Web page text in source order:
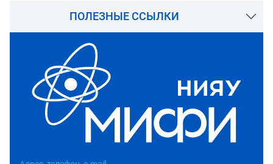
ПОЛЕЗНЫЕ ССЫЛКИ